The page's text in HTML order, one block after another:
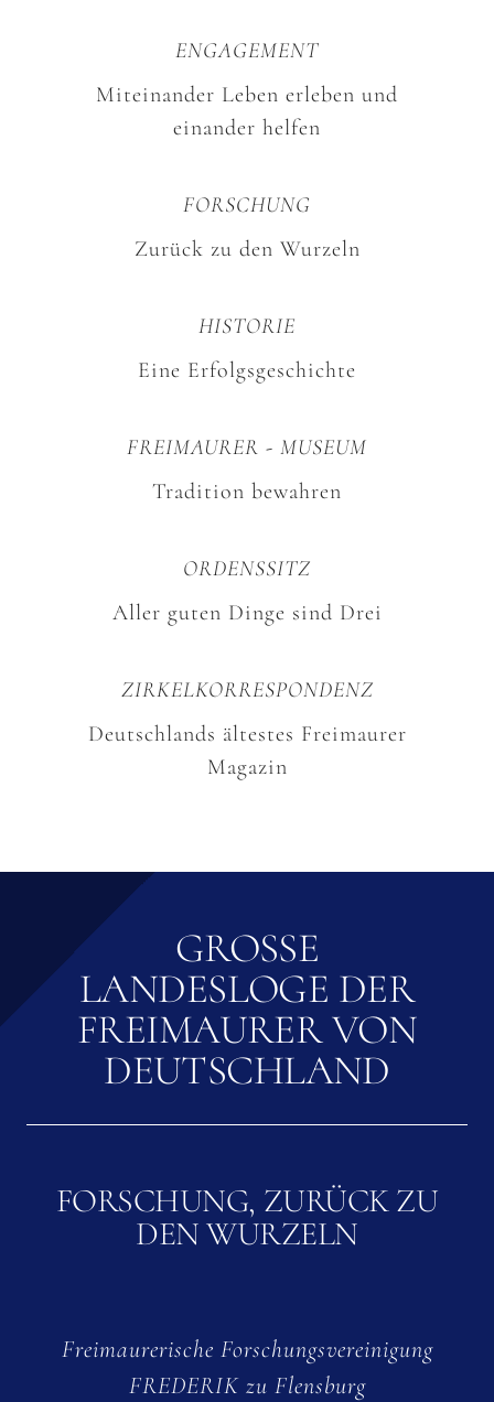
ENGAGEMENT
Miteinander Leben erleben und
einander helfen
FORSCHUNG
Zurück zu den Wurzeln
HISTORIE
Eine Erfolgsgeschichte
FREIMAURER - MUSEUM
Tradition bewahren
ORDENSSITZ
Aller guten Dinge sind Drei
ZIRKELKORRESPONDENZ
Deutschlands ältestes Freimaurer
Magazin
GROSSE L
ANDESLOGE DER F
REIMAURER VON D
EUTSCHLAND
FORSCHUNG, ZURÜCK ZU
DEN WURZELN
Freimaurerische Forschungsvereinigung
FREDERIK zu Flensburg